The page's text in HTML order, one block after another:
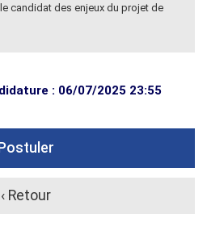
candidat des enjeux du projet de
: 06/07/2025 23:55
‹ Retour